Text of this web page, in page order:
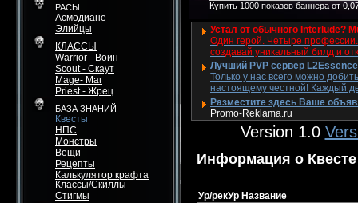
РАСЫ
Асмодиане
Элийцы
КЛАССЫ
Warrior - Воин
Scout - Скаут
Mage- Маг
Priest - Жрец
БАЗА ЗНАНИЙ
Квесты
НПС
Монстры
Вещи
Рецепты
Калькулятор крафта
Классы/Скиллы
Стигмы
Купить 1000 показов баннера от
Устал от обычного Interlude?
Один герой. Четыре
создавай уникальный билд и
Лучший PVP сервер
Только у нас всего можно
настоящему честной! Каждый
Разместите здесь Ваше
Promo-Reklama.ru
Version 1.0
Информация о Квесте
Ур/рекУр Название